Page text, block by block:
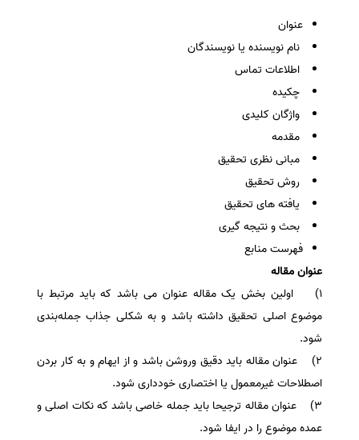
عنوان
نام نویسنده یا نویسندگان
اطلاعات تماس
چکیده
واژگان کلیدی
مقدمه
مبانی نظری تحقیق
روش تحقیق
یافته های تحقیق
بحث و نتیجه گیری
فهرست منابع
عنوان مقاله
1) اولین بخش یک مقاله عنوان می باشد که باید مرتبط با
موضوع اصلی تحقیق داشته باشد و به شکلی جذاب جمله‌بندی
شود.
2) عنوان مقاله باید دقیق وروشن باشد و از ایهام و به کار بردن
اصطلاحات غیرمعمول یا اختصاری خودداری شود.
3) عنوان مقاله ترجیحا باید جمله خاصی باشد که نکات اصلی و
عمده موضوع را در ایفا شود.